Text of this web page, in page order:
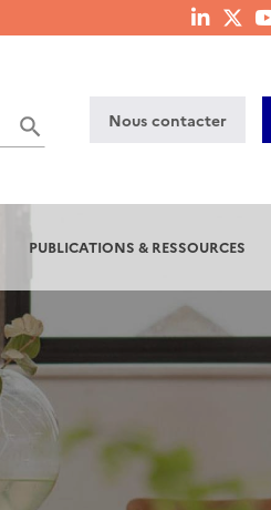
menu
Nous contacter
PUBLICATIONS & RESSOURCES